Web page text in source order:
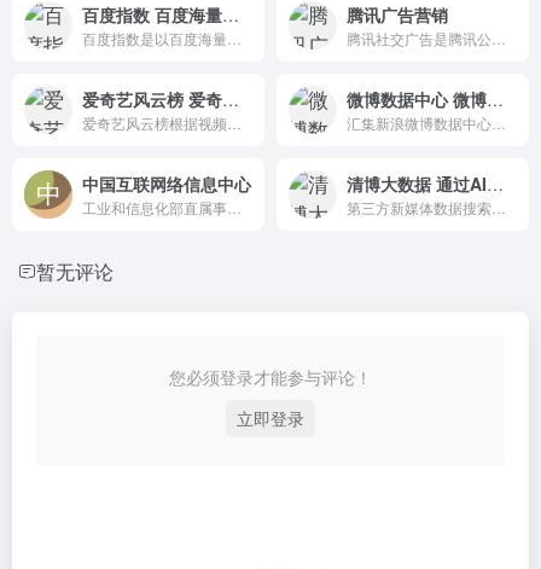
百度指数 百度海量网民行为数据为基础的数据分享平台 腾讯广告营销
爱奇艺风云榜 爱奇艺内容热度指数 微博数据中心 微博帐号在微博营销的效果分析数据
中国互联网络信息中心 清博大数据 通过AI创新算法,挖掘海量数据潜在价值
暂无评论
您必须登录才能参与评论！
立即登录